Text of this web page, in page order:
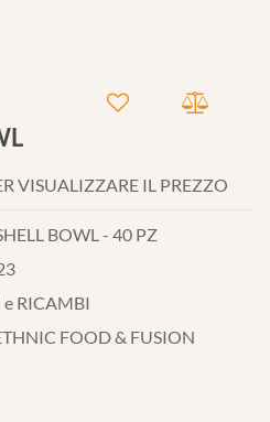
VISUALIZZARE IL PREZZO
BOWL - 40 PZ
e RICAMBI
FOOD & FUSION